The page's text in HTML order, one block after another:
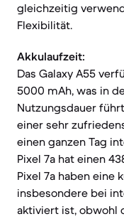
gleichzeitig
Flexibilität.
Akkulaufzeit:
Das Galaxy A55
5000 mAh, was in
Nutzungsdauer
einer sehr
einen ganzen Tag
Pixel 7a hat einen
Pixel 7a haben eine
insbesondere bei
aktiviert ist, obwohl